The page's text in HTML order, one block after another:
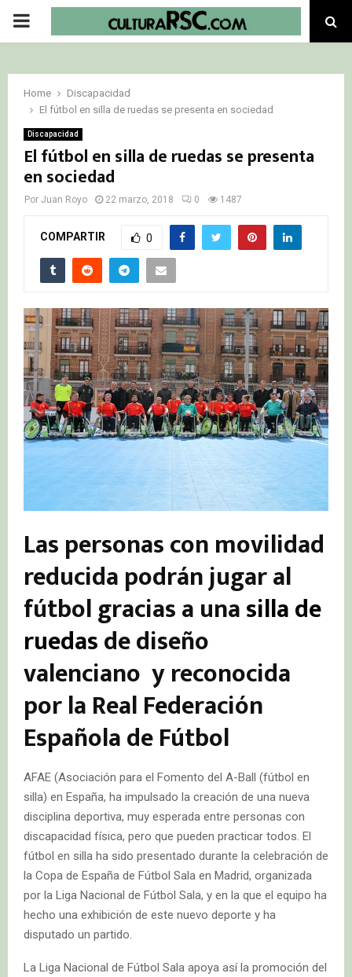
PRIMARY
Home
Discapacidad
El fútbol en silla de ruedas se presenta en sociedad
Discapacidad
El fútbol en silla de ruedas se presenta
en sociedad
Por Juan Royo 22 marzo, 2018 0 1487
COMPARTIR 0
Las personas con movilidad
reducida podrán jugar al
fútbol gracias a unasilla de
ruedasde diseño
valenciano y reconocida
por la Real Federación
Española de Fútbol
AFAE (Asociación para el Fomento del A-Ball (fútbol en
silla) en España, ha impulsado la creación de una nueva
disciplina deportiva, muy esperada entre personas con
discapacidad física, pero que pueden practicar todos. El
fútbol en silla ha sido presentado durante la celebración de
la Copa de España de Fútbol Sala en Madrid, organizada
por la Liga Nacional de Fútbol Sala, y en la que el equipo ha
hecho una exhibición de este nuevo deporte y ha
disputado un partido.
La Liga Nacional de Fútbol Sala apoya así la promoción del